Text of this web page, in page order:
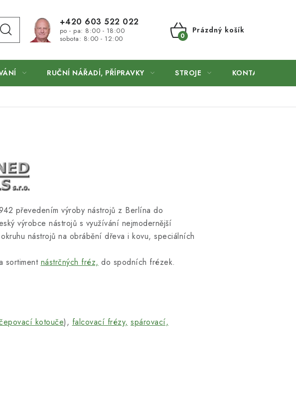
+420 603 522 022
po - pa: 8:00 - 18:00
sobota: 8:00 - 12:00
NÁKUPNÍ
Prázdný košík
RUČNÍ NÁŘADÍ, PŘÍPRAVKY STROJE KONTAKTY
převedením výroby nástrojů z Berlína do
výrobce nástrojů s využívání nejmodernější
nástrojů na obrábění dřeva i kovu, speciálních
sortiment nástrčných fréz, do spodních frézek.
kotouče), falcovací frézy, spárovací,